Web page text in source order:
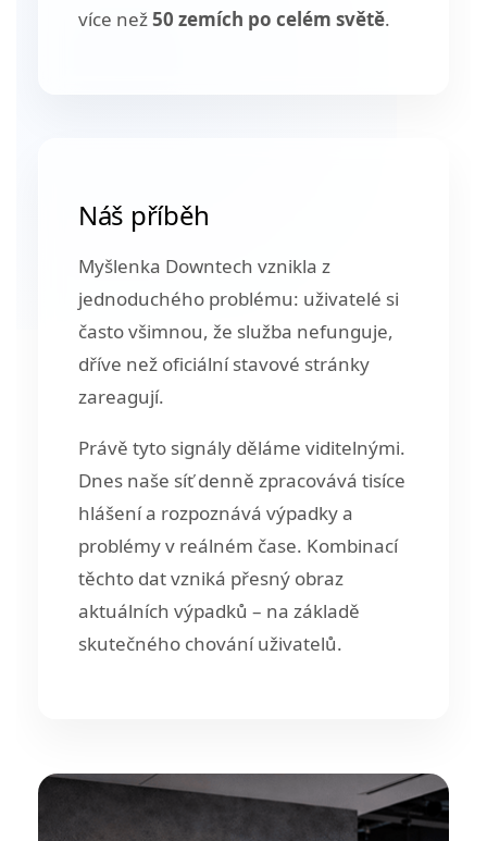
více než50 zemích po celém světě.
Náš příběh
Myšlenka Downtech vznikla z
jednoduchého problému: uživatelé si
často všimnou, že služba nefunguje,
dříve než oficiální stavové stránky
zareagují.
Právě tyto signály děláme viditelnými.
Dnes naše síť denně zpracovává tisíce
hlášení a rozpoznává výpadky a
problémy v reálném čase. Kombinací
těchto dat vzniká přesný obraz
aktuálních výpadků – na základě
skutečného chování uživatelů.